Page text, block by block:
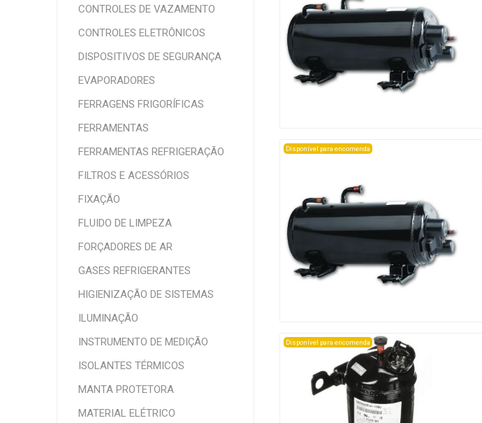
Disponível para encomenda
Disponível para encomenda
CONTROLES DE VAZAMENTO
CONTROLES ELETRÔNICOS
DISPOSITIVOS DE SEGURANÇA
EVAPORADORES
FERRAGENS FRIGORÍFICAS
FERRAMENTAS
FERRAMENTAS REFRIGERAÇÃO
FILTROS E ACESSÓRIOS
FIXAÇÃO
FLUIDO DE LIMPEZA
FORÇADORES DE AR
GASES REFRIGERANTES
HIGIENIZAÇÃO DE SISTEMAS
ILUMINAÇÃO
INSTRUMENTO DE MEDIÇÃO
ISOLANTES TÉRMICOS
MANTA PROTETORA
MATERIAL ELÉTRICO